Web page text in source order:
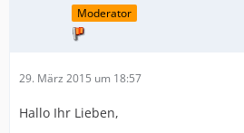
Moderator
29. März 2015 um 18:57
Hallo Ihr Lieben,